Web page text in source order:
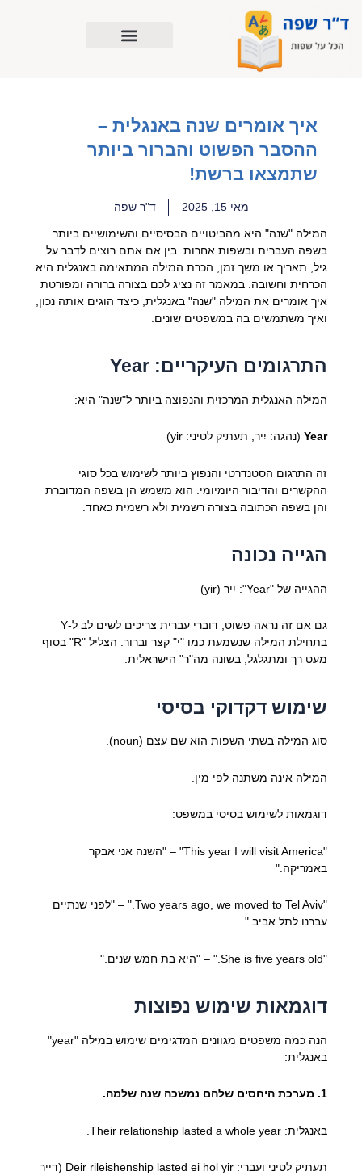
לתוכן
איך אומרים שנה באנגלית –
ההסבר הפשוט והברור ביותר
שתמצאו ברשת!
מאי 15, 2025 ד"ר שפה
המילה "שנה" היא מהביטויים הבסיסיים והשימושיים ביותר
בשפה העברית ובשפות אחרות. בין אם אתם רוצים לדבר על
גיל, תאריך או משך זמן, הכרת המילה המתאימה באנגלית היא
הכרחית וחשובה. במאמר זה נציג לכם בצורה ברורה ומפורטת
איך אומרים את המילה "שנה" באנגלית, כיצד הוגים אותה נכון,
ואיך משתמשים בה במשפטים שונים.
התרגומים העיקריים: Year
המילה האנגלית המרכזית והנפוצה ביותר ל"שנה" היא:
Year(נהגה: יִיר, תעתיק לטיני: yir)
זה התרגום הסטנדרטי והנפוץ ביותר לשימוש בכל סוגי
ההקשרים והדיבור היומיומי. הוא משמש הן בשפה המדוברת
והן בשפה הכתובה בצורה רשמית ולא רשמית כאחד.
הגייה נכונה
ההגייה של "Year": יִיר (yir)
גם אם זה נראה פשוט, דוברי עברית צריכים לשים לב ל-Y
בתחילת המילה שנשמעת כמו "יִ" קצר וברור. הצליל "R" בסוף
מעט רך ומתגלגל, בשונה מה"ר" הישראלית.
שימוש דקדוקי בסיסי
סוג המילה בשתי השפות הוא שם עצם (noun).
המילה אינה משתנה לפי מין.
דוגמאות לשימוש בסיסי במשפט:
"This year I will visit America" – "השנה אני אבקר
באמריקה."
"Two years ago, we moved to Tel Aviv." – "לפני שנתיים
עברנו לתל אביב."
"She is five years old." – "היא בת חמש שנים."
דוגמאות שימוש נפוצות
הנה כמה משפטים מגוונים המדגימים שימוש במילה "year"
באנגלית:
1. מערכת היחסים שלהם נמשכה שנה שלמה.
באנגלית: Their relationship lasted a whole year.
תעתיק לטיני ועברי: Deir rileishenship lasted ei hol yir (דייר